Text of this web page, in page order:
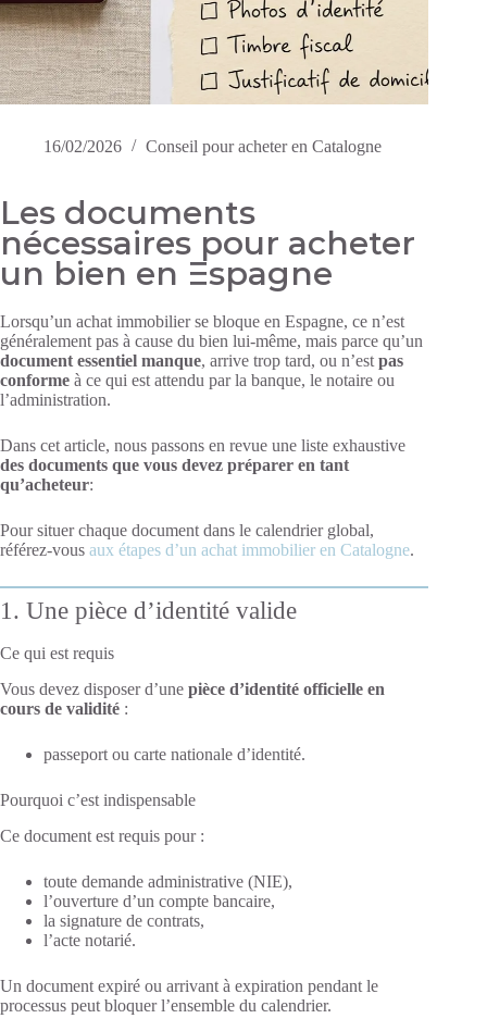
16/02/2026 Conseil pour acheter en Catalogne
Les documents
nécessaires pour acheter
un bien en Espagne
Lorsqu’un achat immobilier se bloque en Espagne, ce n’est
généralement pas à cause du bien lui-même, mais parce qu’un
document essentiel manque, arrive trop tard, ou n’est pas
conforme à ce qui est attendu par la banque, le notaire ou
l’administration.
Dans cet article, nous passons en revue une liste exhaustive
des documents que vous devez préparer en tant
qu’acheteur:
Pour situer chaque document dans le calendrier global,
référez-vous aux étapes d’un achat immobilier en Catalogne.
1. Une pièce d’identité valide
Ce qui est requis
Vous devez disposer d’une pièce d’identité officielle en
cours de validité :
passeport ou carte nationale d’identité.
Pourquoi c’est indispensable
Ce document est requis pour :
toute demande administrative (NIE),
l’ouverture d’un compte bancaire,
la signature de contrats,
l’acte notarié.
Un document expiré ou arrivant à expiration pendant le
processus peut bloquer l’ensemble du calendrier.